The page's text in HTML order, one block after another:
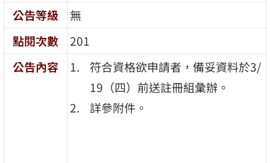
公告等級
無
點閱次數
201
公告內容
符合資格欲申請者，備妥資料於3/
19（四）前送註冊組彙辦。
詳參附件。